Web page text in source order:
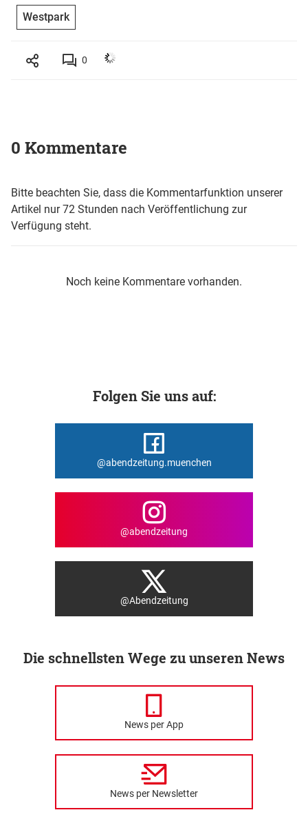
Westpark
0
0 Kommentare
Bitte beachten Sie, dass die Kommentarfunktion unserer
Artikel nur 72 Stunden nach Veröffentlichung zur
Verfügung steht.
Noch keine Kommentare vorhanden.
Folgen Sie uns auf:
@abendzeitung.muenchen
@abendzeitung
@Abendzeitung
Die schnellsten Wege zu unseren News
News per App
News per Newsletter